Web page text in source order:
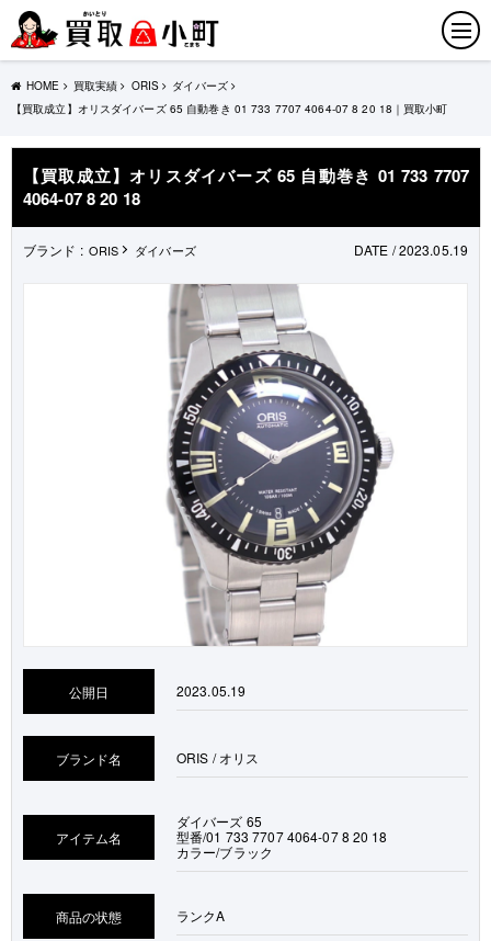
HOME 買取実績 ORIS
ダイバーズ
【買取成立】オリスダイバーズ 65 自動巻き 01 733 7707 4064-07 8 20 18｜買取小町
【買取成立】オリスダイバーズ 65 自動巻き 01 733 7707
4064-07 8 20 18
ブランド : ORIS ダイバーズ DATE / 2023.05.19
公開日 2023.05.19
ブランド名 ORIS / オリス
アイテム名
ダイバーズ 65
型番/01 733 7707 4064-07 8 20 18
カラー/ブラック
商品の状態 ランクA